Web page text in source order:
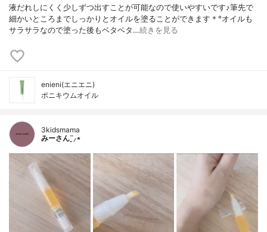
液だれしにくく少しずつ出すことが可能なので使いやすいです♪筆先で
細かいところまでしっかりとオイルを塗ることができます＊°オイルも
サラサラなので塗った後もベタベタ…続きを見る
enieni(エニエニ)
ポニキウムオイル
3kidsmama
みーさん¨̮⸝⋆